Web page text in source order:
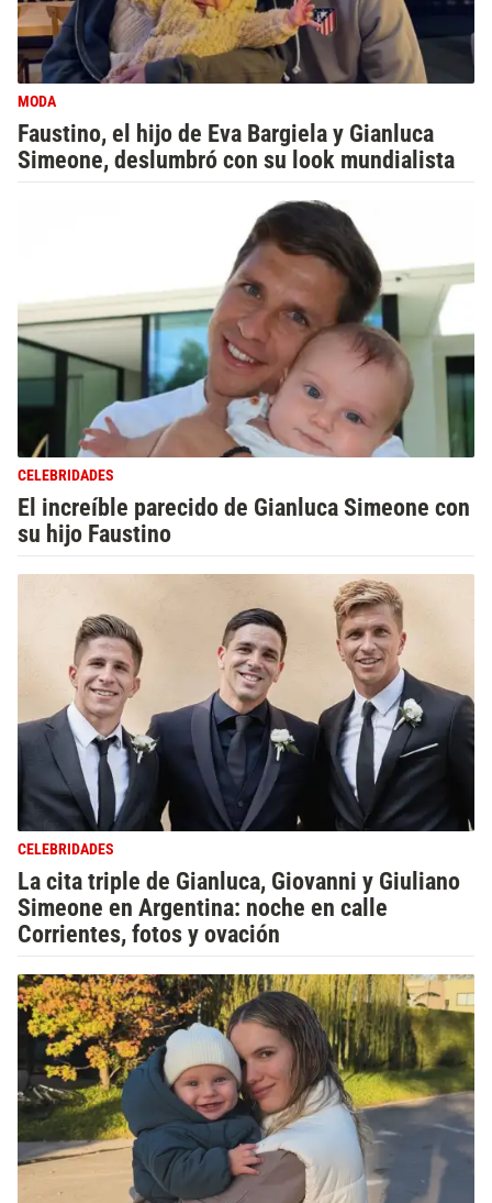
MODA
Faustino, el hijo de Eva Bargiela y Gianluca
Simeone, deslumbró con su look mundialista
CELEBRIDADES
El increíble parecido de Gianluca Simeone con
su hijo Faustino
CELEBRIDADES
La cita triple de Gianluca, Giovanni y Giuliano
Simeone en Argentina: noche en calle
Corrientes, fotos y ovación